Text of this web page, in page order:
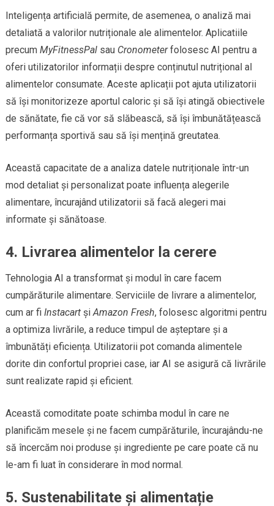
Inteligența artificială permite, de asemenea, o analiză mai
detaliată a valorilor nutriționale ale alimentelor. Aplicatiile
precum MyFitnessPalsau Cronometerfolosesc AI pentru a
oferi utilizatorilor informații despre conținutul nutrițional al
alimentelor consumate. Aceste aplicații pot ajuta utilizatorii
să își monitorizeze aportul caloric și să își atingă obiectivele
de sănătate, fie că vor să slăbească, să își îmbunătățească
performanța sportivă sau să își mențină greutatea.
Această capacitate de a analiza datele nutriționale într-un
mod detaliat și personalizat poate influența alegerile
alimentare, încurajând utilizatorii să facă alegeri mai
informate și sănătoase.
4. Livrarea alimentelor la cerere
Tehnologia AI a transformat și modul în care facem
cumpărăturile alimentare. Serviciile de livrare a alimentelor,
cum ar fi Instacartși Amazon Fresh, folosesc algoritmi pentru
a optimiza livrările, a reduce timpul de așteptare și a
îmbunătăți eficiența. Utilizatorii pot comanda alimentele
dorite din confortul propriei case, iar AI se asigură că livrările
sunt realizate rapid și eficient.
Această comoditate poate schimba modul în care ne
planificăm mesele și ne facem cumpărăturile, încurajându-ne
să încercăm noi produse și ingrediente pe care poate că nu
le-am fi luat în considerare în mod normal.
5. Sustenabilitate și alimentație